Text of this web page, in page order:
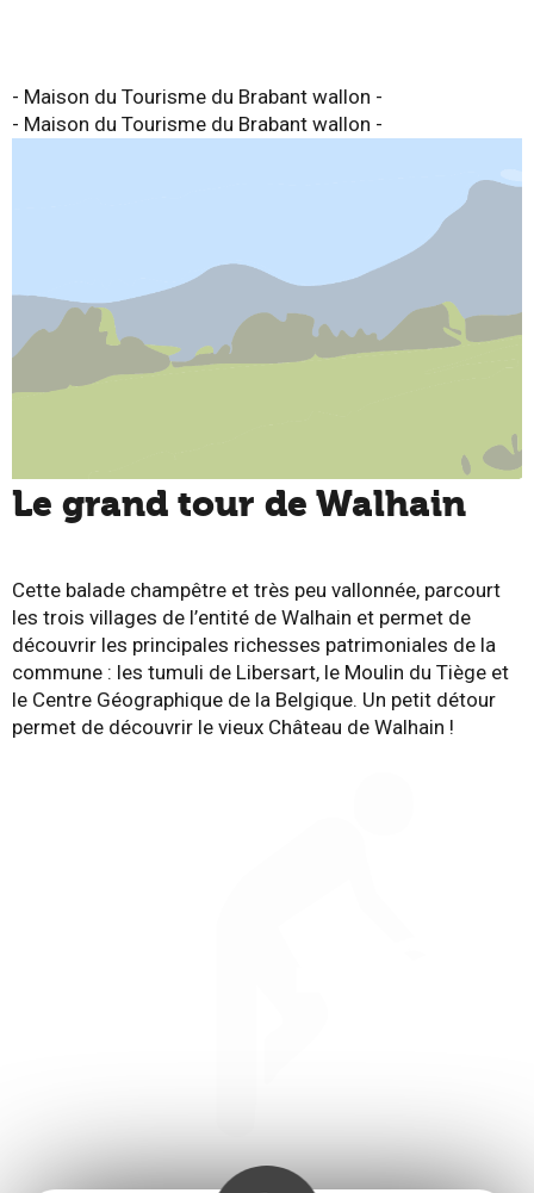
- Maison du Tourisme du Brabant wallon -
- Maison du Tourisme du Brabant wallon -
Le grand tour de Walhain
Cette balade champêtre et très peu vallonnée, parcourt
les trois villages de l’entité de Walhain et permet de
découvrir les principales richesses patrimoniales de la
commune : les tumuli de Libersart, le Moulin du Tiège et
le Centre Géographique de la Belgique. Un petit détour
permet de découvrir le vieux Château de Walhain !